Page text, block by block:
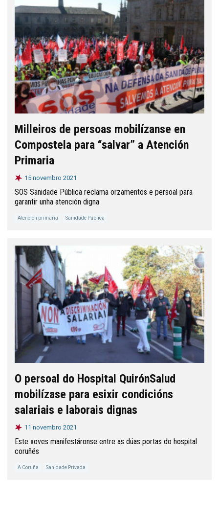
Milleiros de persoas mobilízanse en
Compostela para “salvar” a Atención
Primaria
15 novembro 2021
SOS Sanidade Pública reclama orzamentos e persoal para
garantir unha atención digna
Atención primaria Sanidade Pública
O persoal do Hospital QuirónSalud
mobilízase para esixir condicións
salariais e laborais dignas
11 novembro 2021
Este xoves manifestáronse entre as dúas portas do hospital
coruñés
A Coruña Sanidade Privada